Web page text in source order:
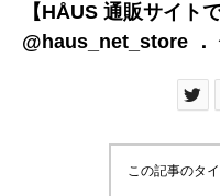
【HÅUS 通販サイト
@haus_net_store ．
この記事のタ